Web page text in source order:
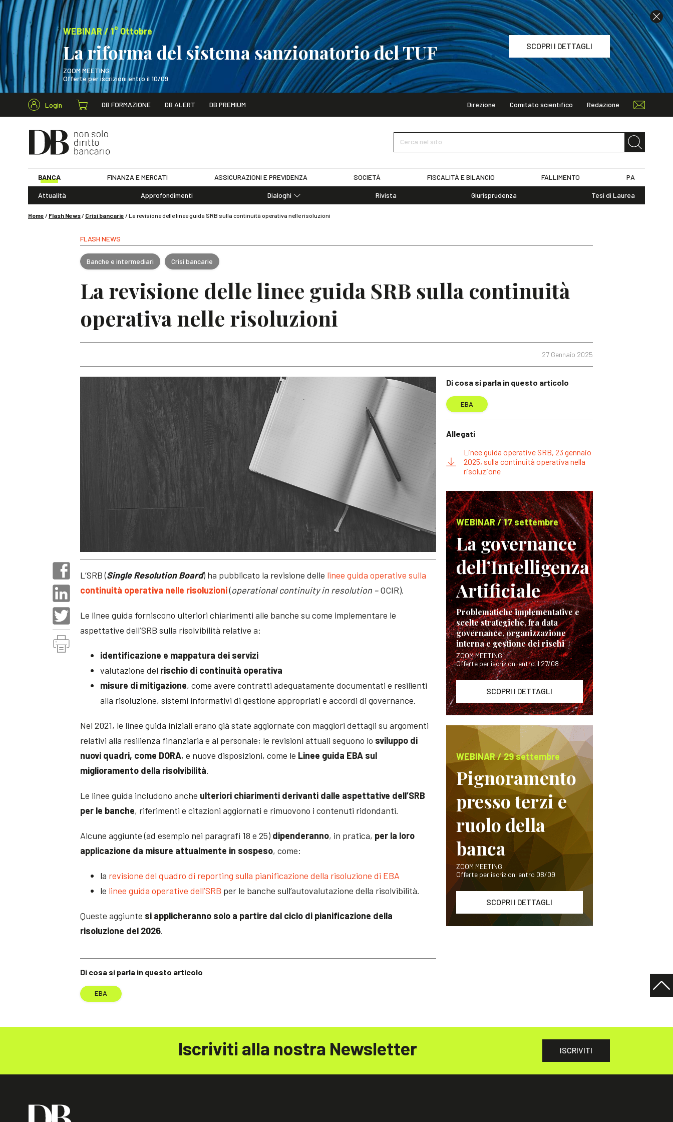
WEBINAR / 1° Ottobre
La riforma del sistema sanzionatorio del TUF
ZOOM MEETING
Offerte per iscrizioni entro il 10/09
SCOPRI I DETTAGLI
WEBINAR / 1° Ottobre
Login DB FORMAZIONE DB ALERT DB PREMIUM Direzione Comitato scientifico Redazione
Cerca nel sito
BANCA FINANZA E MERCATI ASSICURAZIONI E PREVIDENZA SOCIETÀ FISCALITÀ E BILANCIO FALLIMENTO PA
Attualità Approfondimenti
Dialoghi
Rivista Giurisprudenza Tesi di Laurea
Home / Flash News/ Crisi bancarie /La revisione delle linee guida SRB sulla continuità operativa nelle risoluzioni
FLASH NEWS
Banche e intermediari Crisi bancarie
La revisione delle linee guida SRB sulla continuità
operativa nelle risoluzioni
27 Gennaio 2025
Di cosa si parla in questo articolo
EBA
L’SRB (Single Resolution Board) ha pubblicato la revisione delle linee guida operative sulla
continuità operativa nelle risoluzioni(operational continuity in resolution –OCIR).
Le linee guida forniscono ulteriori chiarimenti alle banche su come implementare le
aspettative dell’SRB sulla risolvibilità relative a:
identificazione e mappatura dei servizi
valutazione del rischio di continuità operativa
misure di mitigazione, come avere contratti adeguatamente documentati e resilienti
alla risoluzione, sistemi informativi di gestione appropriati e accordi di governance.
Nel 2021, le linee guida iniziali erano già state aggiornate con maggiori dettagli su argomenti
relativi alla resilienza finanziaria e al personale; le revisioni attuali seguono lo sviluppo di
nuovi quadri, come DORA, e nuove disposizioni, come le Linee guida EBA sul
miglioramento della risolvibilità.
Le linee guida includono anche ulteriori chiarimenti derivanti dalle aspettative dell’SRB
per le banche, riferimenti e citazioni aggiornati e rimuovono i contenuti ridondanti.
Alcune aggiunte (ad esempio nei paragrafi 18 e 25) dipenderanno, in pratica, per la loro
applicazione da misure attualmente in sospeso, come:
la revisione del quadro di reporting sulla pianificazione della risoluzione di EBA
le linee guida operative dell’SRB per le banche sull’autovalutazione della risolvibilità.
Queste aggiunte si applicheranno solo a partire dal ciclo di pianificazione della
risoluzione del 2026.
Di cosa si parla in questo articolo
EBA
Allegati
Linee guida operative SRB, 23 gennaio
2025, sulla continuità operativa nella
risoluzione
WEBINAR / 17 settembre
La governance
dell’Intelligenza
Artificiale
Problematiche implementative e
scelte strategiche, fra data
governance, organizzazione
interna e gestione dei rischi
ZOOM MEETING
Offerte per iscrizioni entro il 27/08
SCOPRI I DETTAGLI
WEBINAR / 29 settembre
Pignoramento
presso terzi e
ruolo della
banca
ZOOM MEETING
Offerte per iscrizioni entro 08/09
SCOPRI I DETTAGLI
Iscriviti alla nostra Newsletter ISCRIVITI